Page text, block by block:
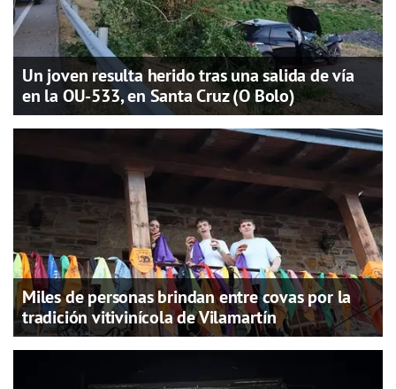
Un joven resulta herido tras una salida de vía
en la OU-533, en Santa Cruz (O Bolo)
Miles de personas brindan entre covas por la
tradición vitivinícola de Vilamartín